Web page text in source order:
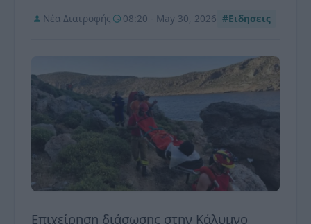
Νέα Διατροφής 08:20 - May 30, 2026 #Ειδησεις
Επιχείρηση διάσωσης στην Κάλυμνο